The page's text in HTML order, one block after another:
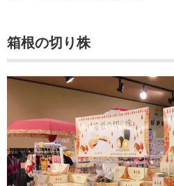
箱根の切り株